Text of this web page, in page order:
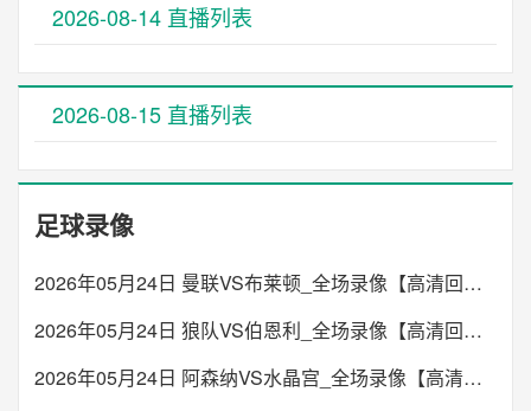
2026-08-14 直播列表
2026-08-15 直播列表
足球录像
2026年05月24日 曼联VS布莱顿_全场录像【高清回放】
2026年05月24日 狼队VS伯恩利_全场录像【高清回放】
2026年05月24日 阿森纳VS水晶宫_全场录像【高清回放】